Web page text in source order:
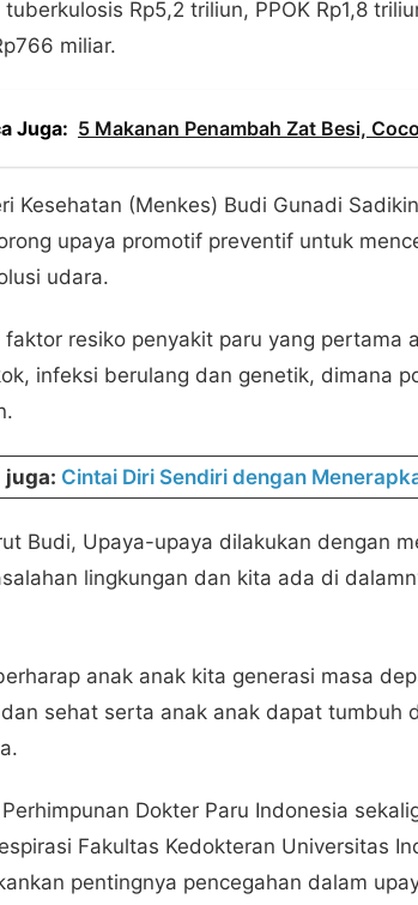
Rp5,2 triliun, PPOK Rp1,8
miliar.
Juga: 5 Makanan Penambah Zat Besi,
Kesehatan (Menkes) Budi Gunadi
upaya promotif preventif untuk
udara.
resiko penyakit paru yang pertama
infeksi berulang dan genetik, dimana
juga: Cintai Diri Sendiri dengan
Budi, Upaya-upaya dilakukan dengan
lingkungan dan kita ada di
anak anak kita generasi masa
sehat serta anak anak dapat tumbuh
Dokter Paru Indonesia
Fakultas Kedokteran Universitas
pentingnya pencegahan dalam